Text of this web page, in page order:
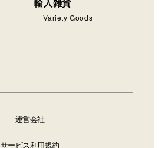
輸入雑貨
Variety Goods
運営会社
サービス利用規約